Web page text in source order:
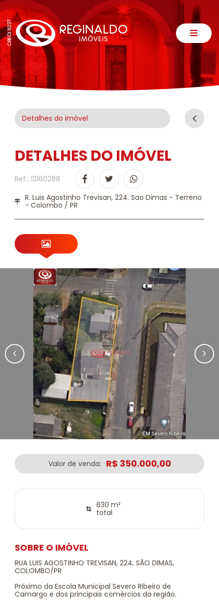
Detalhes do imóvel
DETALHES DO IMÓVEL
Ref.: 13160288
R. Luis Agostinho Trevisan, 224. Sao Dimas - Terreno
- Colombo / PR
Valor de venda: R$ 350.000,00
630 m²
total
SOBRE O IMÓVEL
RUA LUIS AGOSTINHO TREVISAN, 224, SÃO DIMAS,
COLOMBO/PR
Próximo da Escola Municipal Severo Ribeiro de
Camargo e dos principais comércios da região.